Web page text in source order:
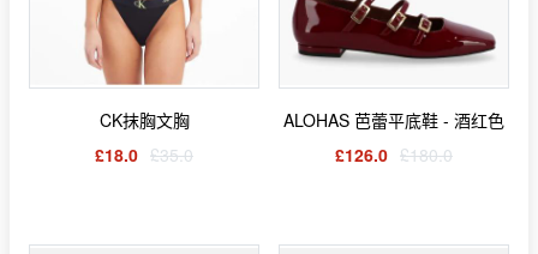
CK抹胸文胸
£18.0 £35.0
ALOHAS 芭蕾平底鞋 - 酒红色
£126.0 £180.0